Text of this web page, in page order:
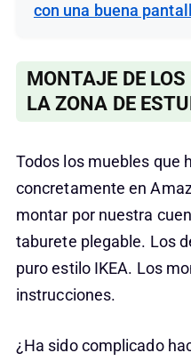
con una buena
MONTAJE DE
LA ZONA DE
Todos los muebles que
concretamente en
montar por nuestra
taburete plegable. Los
puro estilo IKEA. Los
instrucciones.
¿Ha sido complicado